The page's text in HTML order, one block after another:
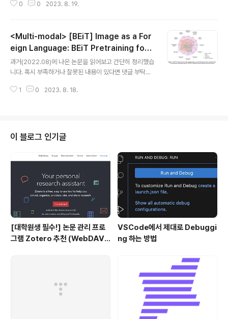
c & efficient 사전 학습 Vision & Language Model. f
n-language model을 특정 태스크에 맞게끔 end-to-
end 학습하는 방식은 지나치게 많은 자원을 필요로 한다
는 문제점이 있었습니다. 본 논문은 자원상의 한계를 극복
하면서도 준수한 vision-language model을 만들기 위
한 사전 학습 전략을 제시하고 있습니다. ..
0 0 2023. 8. 19.
<Multi-modal> [BEiT] Image as a For
eign Language: BEiT Pretraining for
All Vision and Vision-Language Task
s
과거(2022.08)에 나온 논문을 읽어보고 간단히 정리했습
니다. 혹시 부족하거나 잘못된 내용이 있다면 댓글 부탁드
rporation] vision 그리고 vision-language task를
nsformers의 아키텍쳐가 엄청나게 좋은 성능을 보이면
서 다양한 분야로 퍼져 나갔고, 현재는 multi-modal 분야
에도 이것이 활발하게 사용되고 있습니다.(Multiway Tra
nsformer) 물론 아직까지 이것이..
1 0 2023. 8. 18.
이 블로그 인기글
[대학원생 필수!] 논문 관리 프로
그램 Zotero 추천 (WebDAV
VSCode에서 제대로 Debuggi
ng 하는 방법